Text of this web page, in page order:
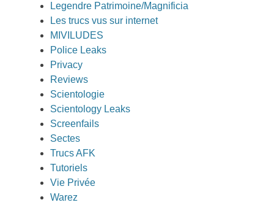
Legendre Patrimoine/Magnificia
Les trucs vus sur internet
MIVILUDES
Police Leaks
Privacy
Reviews
Scientologie
Scientology Leaks
Screenfails
Sectes
Trucs AFK
Tutoriels
Vie Privée
Warez